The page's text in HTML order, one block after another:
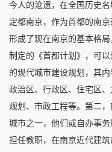
今人的沧遗，在全国历史
定都南京，作为首都的南
形成了现在南京的基本格
制定的《首都计划》，可
的现代城市建设规划，其
政治区、行政区、住宅区
规划、市政工程等。第二
城市之一，他们或自办事
担任教职，在南京近代建